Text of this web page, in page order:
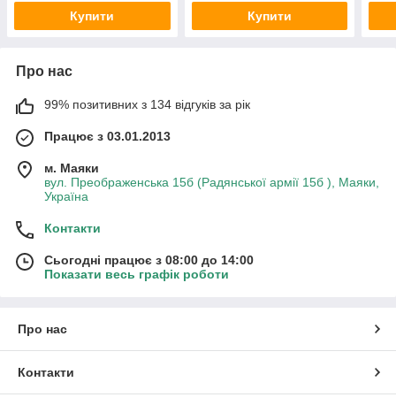
Купити Купити
Про нас
99% позитивних з 134 відгуків за рік
Працює з 03.01.2013
м. Маяки
вул. Преображенська 15б (Радянської армії 15б ), Маяки,
Україна
Контакти
Сьогодні працює з 08:00 до 14:00
Показати весь графік роботи
Про нас
Контакти